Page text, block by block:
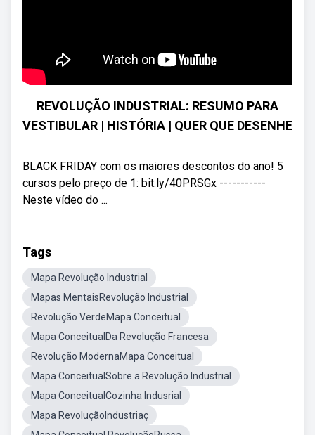
REVOLUÇÃO INDUSTRIAL: RESUMO PARA
VESTIBULAR | HISTÓRIA | QUER QUE DESENHE
BLACK FRIDAY com os maiores descontos do ano! 5
cursos pelo preço de 1: bit.ly/40PRSGx -----------
Neste vídeo do ...
Tags
Mapa Revolução Industrial
Mapas MentaisRevolução Industrial
Revolução VerdeMapa Conceitual
Mapa ConceitualDa Revolução Francesa
Revolução ModernaMapa Conceitual
Mapa ConceitualSobre a Revolução Industrial
Mapa ConceitualCozinha Indusrial
Mapa RevoluçãoIndustriaç